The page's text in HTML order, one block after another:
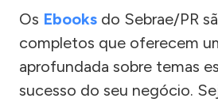
Os Ebooks do Sebrae/PR
completos que oferecem
aprofundada sobre temas
sucesso do seu negócio.